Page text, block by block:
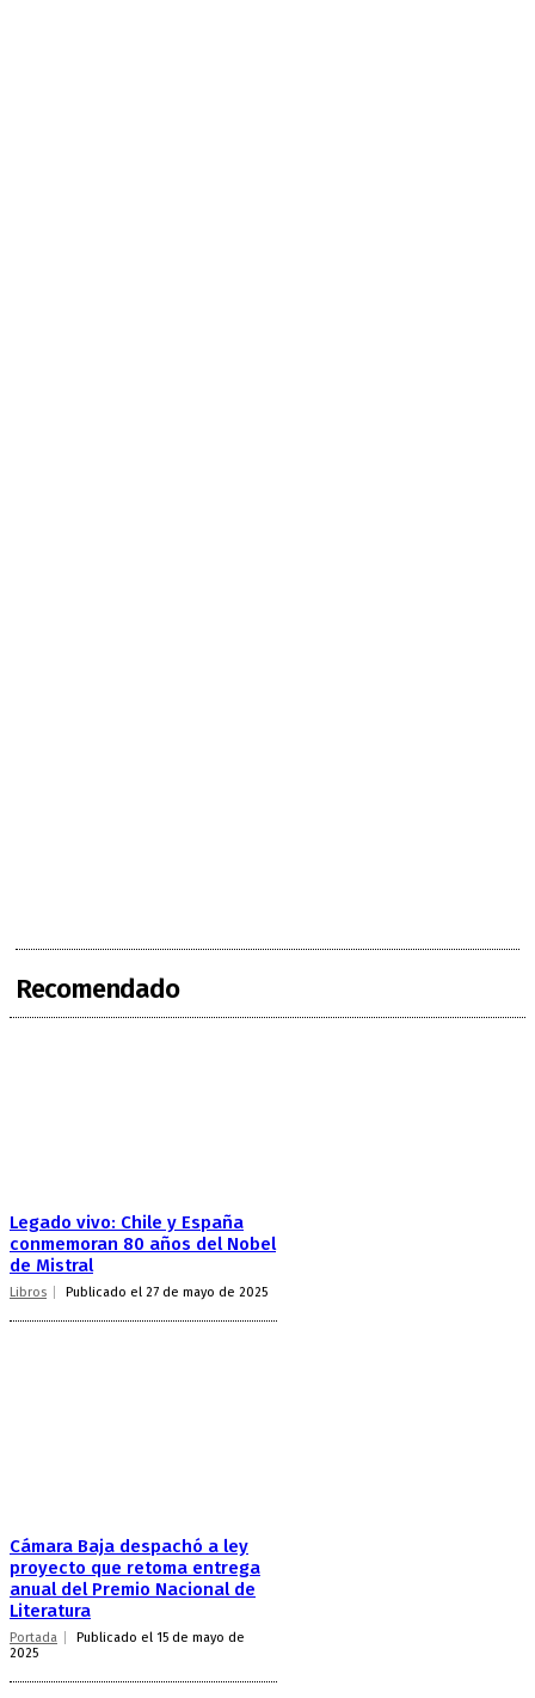
Recomendado
Legado vivo: Chile y España
conmemoran 80 años del Nobel
de Mistral
Libros Publicado el 27 de mayo de 2025
Cámara Baja despachó a ley
proyecto que retoma entrega
anual del Premio Nacional de
Literatura
Portada
Publicado el 15 de mayo de
2025